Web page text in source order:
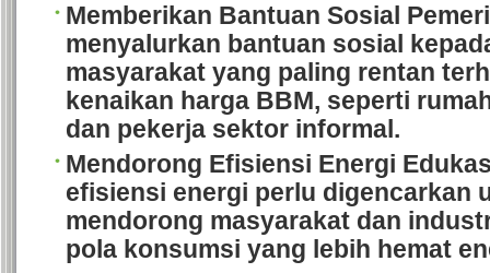
Memberikan Bantuan Sosial
menyalurkan bantuan sosial
masyarakat yang paling rentan
kenaikan harga BBM, seperti
dan pekerja sektor informal.
Mendorong Efisiensi Energi
efisiensi energi perlu digencarkan
mendorong masyarakat dan
pola konsumsi yang lebih hemat